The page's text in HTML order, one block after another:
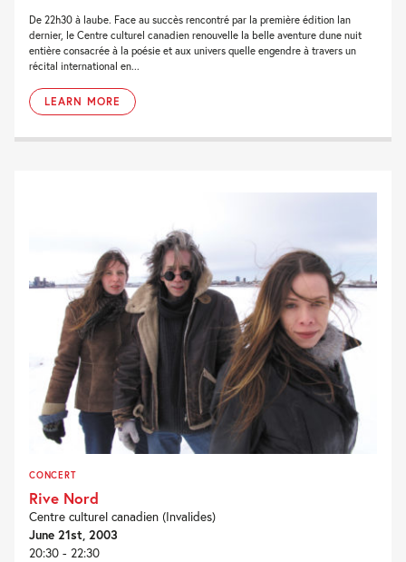
De 22h30 à laube. Face au succès rencontré par la première édition lan
dernier, le Centre culturel canadien renouvelle la belle aventure dune nuit
entière consacrée à la poésie et aux univers quelle engendre à travers un
récital international en...
LEARN MORE
CONCERT
Rive Nord
Centre culturel canadien (Invalides)
June 21st, 2003
20:30 - 22:30